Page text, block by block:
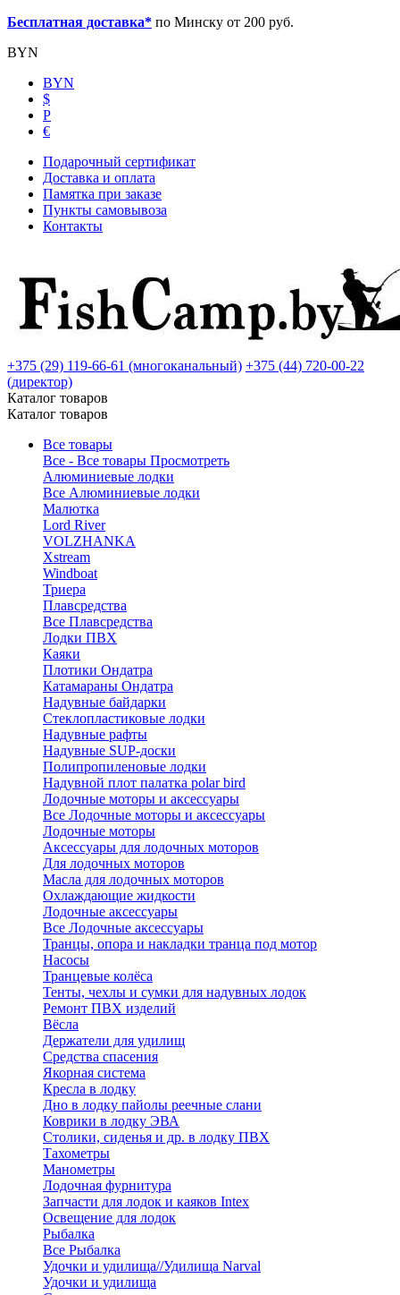
Бесплатная доставка* по Минску от 200 руб.
BYN
BYN
$
Р
€
Подарочный сертификат
Доставка и оплата
Памятка при заказе
Пункты самовывоза
Контакты
+375 (29) 119-66-61 (многоканальный) +375 (44) 720-00-22
(директор)
Каталог товаров
Каталог товаров
Все товары
Все - Все товары Просмотреть
Алюминиевые лодки
Все Алюминиевые лодки
Малютка
Lord River
VOLZHANKA
Xstream
Windboat
Триера
Плавсредства
Все Плавсредства
Лодки ПВХ
Каяки
Плотики Ондатра
Катамараны Ондатра
Надувные байдарки
Стеклопластиковые лодки
Надувные рафты
Надувные SUP-доски
Полипропиленовые лодки
Надувной плот палатка polar bird
Лодочные моторы и аксессуары
Все Лодочные моторы и аксессуары
Лодочные моторы
Аксессуары для лодочных моторов
Для лодочных моторов
Масла для лодочных моторов
Охлаждающие жидкости
Лодочные аксессуары
Все Лодочные аксессуары
Транцы, опора и накладки транца под мотор
Насосы
Транцевые колёса
Тенты, чехлы и сумки для надувных лодок
Ремонт ПВХ изделий
Вёсла
Держатели для удилищ
Средства спасения
Якорная система
Кресла в лодку
Дно в лодку пайолы реечные слани
Коврики в лодку ЭВА
Столики, сиденья и др. в лодку ПВХ
Тахометры
Манометры
Лодочная фурнитура
Запчасти для лодок и каяков Intex
Освещение для лодок
Рыбалка
Все Рыбалка
Удочки и удилища//Удилища Narval
Удочки и удилища